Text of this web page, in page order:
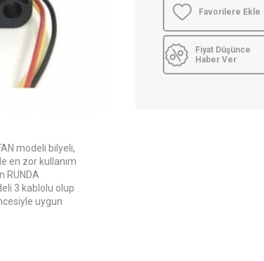
modeli bilyeli,
en zor kullanım
RUNDA
3 kablolu olup
uygun
Favorilere Ekle
Fiyat Düşünce
Haber Ver